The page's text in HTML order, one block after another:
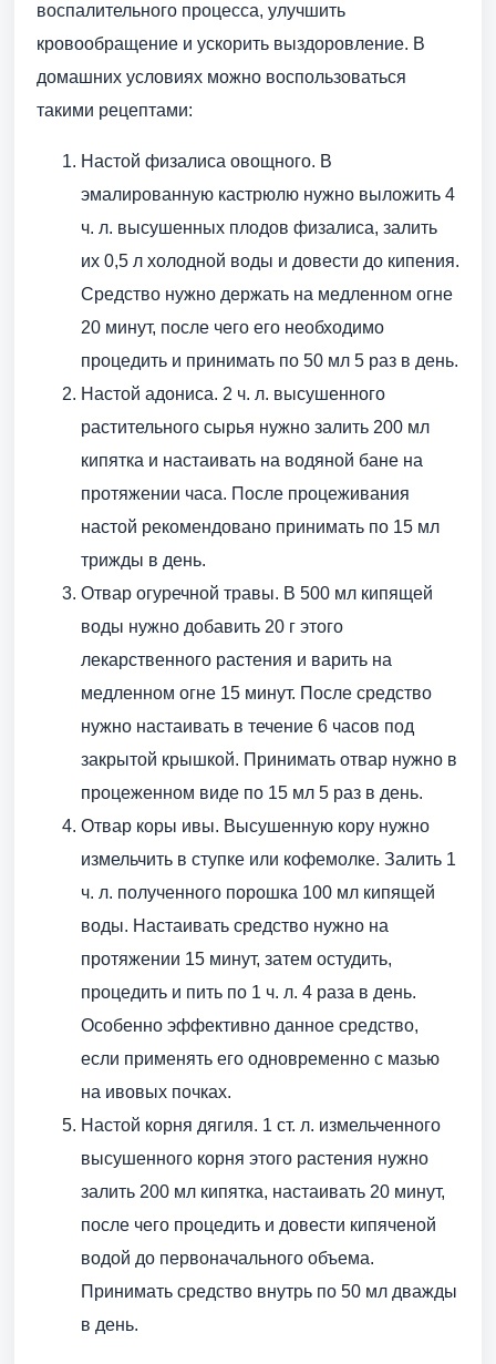
воспалительного процесса, улучшить
кровообращение и ускорить выздоровление. В
домашних условиях можно воспользоваться
такими рецептами:
Настой физалиса овощного. В
эмалированную кастрюлю нужно выложить 4
ч. л. высушенных плодов физалиса, залить
их 0,5 л холодной воды и довести до кипения.
Средство нужно держать на медленном огне
20 минут, после чего его необходимо
процедить и принимать по 50 мл 5 раз в день.
Настой адониса. 2 ч. л. высушенного
растительного сырья нужно залить 200 мл
кипятка и настаивать на водяной бане на
протяжении часа. После процеживания
настой рекомендовано принимать по 15 мл
трижды в день.
Отвар огуречной травы. В 500 мл кипящей
воды нужно добавить 20 г этого
лекарственного растения и варить на
медленном огне 15 минут. После средство
нужно настаивать в течение 6 часов под
закрытой крышкой. Принимать отвар нужно в
процеженном виде по 15 мл 5 раз в день.
Отвар коры ивы. Высушенную кору нужно
измельчить в ступке или кофемолке. Залить 1
ч. л. полученного порошка 100 мл кипящей
воды. Настаивать средство нужно на
протяжении 15 минут, затем остудить,
процедить и пить по 1 ч. л. 4 раза в день.
Особенно эффективно данное средство,
если применять его одновременно с мазью
на ивовых почках.
Настой корня дягиля. 1 ст. л. измельченного
высушенного корня этого растения нужно
залить 200 мл кипятка, настаивать 20 минут,
после чего процедить и довести кипяченой
водой до первоначального объема.
Принимать средство внутрь по 50 мл дважды
в день.